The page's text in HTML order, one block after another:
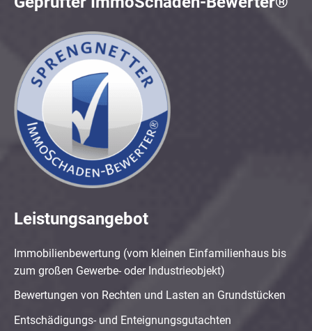
Leistungsangebot
Immobilienbewertung (vom kleinen Einfamilienhaus bis
zum großen Gewerbe- oder Industrieobjekt)
Bewertungen von Rechten und Lasten an Grundstücken
Entschädigungs- und Enteignungsgutachten